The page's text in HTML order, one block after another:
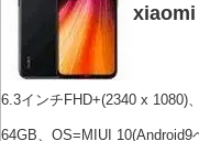
6.3インチFHD+(2340 x 1080)
64GB、OS=MIUI 10(Android9